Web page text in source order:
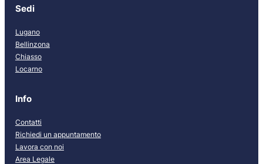
Sedi
Lugano
Bellinzona
Chiasso
Locarno
Info
Contatti
Richiedi un appuntamento
Lavora con noi
Area Legale